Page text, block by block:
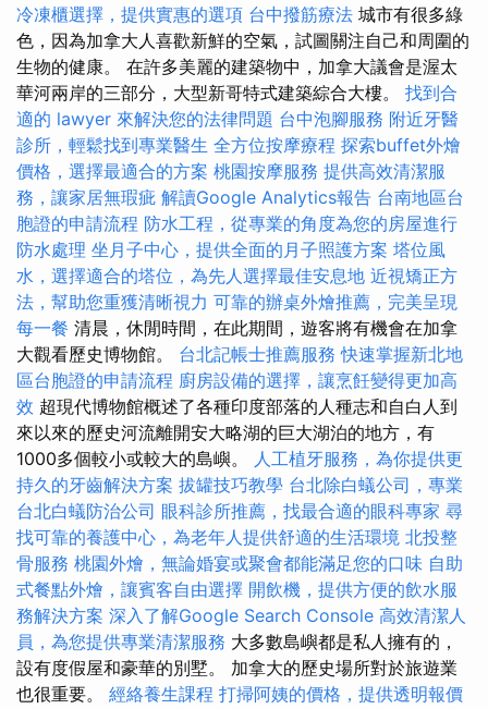
冷凍櫃選擇，提供實惠的選項 台中撥筋療法 城市有很多綠
色，因為加拿大人喜歡新鮮的空氣，試圖關注自己和周圍的
生物的健康。 在許多美麗的建築物中，加拿大議會是渥太
華河兩岸的三部分，大型新哥特式建築綜合大樓。 找到合
適的 lawyer 來解決您的法律問題 台中泡腳服務 附近牙醫
診所，輕鬆找到專業醫生 全方位按摩療程 探索buffet外燴
價格，選擇最適合的方案 桃園按摩服務 提供高效清潔服
務，讓家居無瑕疵 解讀Google Analytics報告 台南地區台
胞證的申請流程 防水工程，從專業的角度為您的房屋進行
防水處理 坐月子中心，提供全面的月子照護方案 塔位風
水，選擇適合的塔位，為先人選擇最佳安息地 近視矯正方
法，幫助您重獲清晰視力 可靠的辦桌外燴推薦，完美呈現
每一餐 清晨，休閒時間，在此期間，遊客將有機會在加拿
大觀看歷史博物館。 台北記帳士推薦服務 快速掌握新北地
區台胞證的申請流程 廚房設備的選擇，讓烹飪變得更加高
效 超現代博物館概述了各種印度部落的人種志和自白人到
來以來的歷史河流離開安大略湖的巨大湖泊的地方，有
1000多個較小或較大的島嶼。 人工植牙服務，為你提供更
持久的牙齒解決方案 拔罐技巧教學 台北除白蟻公司，專業
台北白蟻防治公司 眼科診所推薦，找最合適的眼科專家 尋
找可靠的養護中心，為老年人提供舒適的生活環境 北投整
骨服務 桃園外燴，無論婚宴或聚會都能滿足您的口味 自助
式餐點外燴，讓賓客自由選擇 開飲機，提供方便的飲水服
務解決方案 深入了解Google Search Console 高效清潔人
員，為您提供專業清潔服務 大多數島嶼都是私人擁有的，
設有度假屋和豪華的別墅。 加拿大的歷史場所對於旅遊業
也很重要。 經絡養生課程 打掃阿姨的價格，提供透明報價